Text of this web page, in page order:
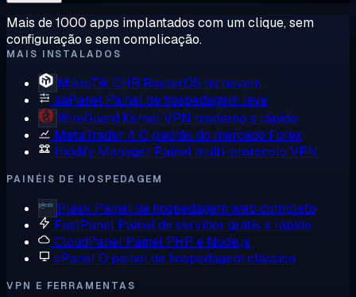
Mais de 1000 apps implantados com um clique, sem
configuração e sem complicação.
MAIS INSTALADOS
MikroTik CHR RouterOS na nuvem
aaPanel Painel de hospedagem leve
WireGuard Kernel VPN moderno e rápido
MetaTrader 4 O padrão do mercado Forex
Hiddify Manager Painel multi-protocolo VPN
PAINÉIS DE HOSPEDAGEM
Plesk Painel de hospedagem web completo
FastPanel Painel de servidor grátis e rápido
CloudPanel Painel PHP e Node.js
cPanelO painel de hospedagem clássico
VPN E FERRAMENTAS